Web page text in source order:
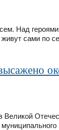
Над героями
сами по
Великой